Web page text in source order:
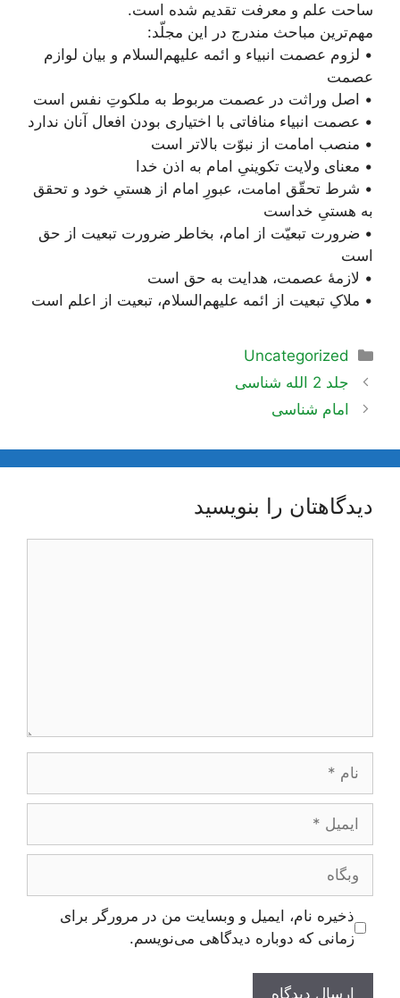
ساحت علم و معرفت تقدیم شده است.
مهم‌ترین مباحث مندرج در این مجلّد:
• لزوم عصمت انبیاء و ائمه علیهم‌السلام و بیان لوازم
عصمت
• اصل وراثت در عصمت مربوط به ملکوتِ نفس است
• عصمت انبیاء منافاتی با اختیاری بودن افعال آنان ندارد
• منصب امامت از نبوّت بالاتر است
• معنای ولایت تکوینیِ امام به اذن خدا
• شرط تحقّق امامت، عبورِ امام از هستیِ خود و تحقق
به هستیِ خداست
• ضرورت تبعیّت از امام، بخاطر ضرورت تبعیت از حق
است
• لازمۀ عصمت، هدایت به حق است
• ملاکِ تبعیت از ائمه علیهم‌السلام، تبعیت از اعلم است
دسته‌ها
Uncategorized
ناوبری
نوشته‌ها
جلد 2 الله شناسی
امام شناسی
دیدگاهتان را بنویسید
ایمیل
وبگاه
ذخیره نام، ایمیل و وبسایت من در مرورگر برای
زمانی که دوباره دیدگاهی می‌نویسم.